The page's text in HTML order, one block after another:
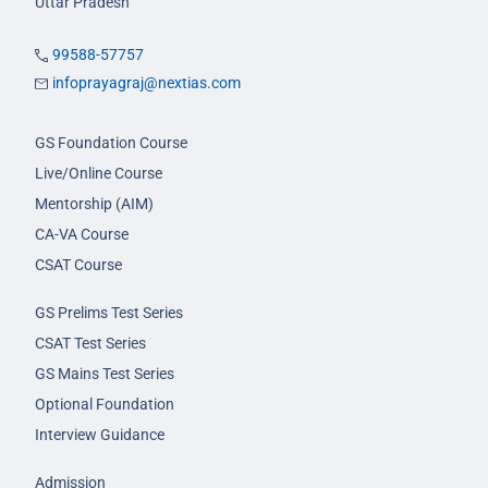
99588-57757
infoprayagraj@nextias.com
GS Foundation Course
Live/Online Course
Mentorship (AIM)
CA-VA Course
CSAT Course
GS Prelims Test Series
CSAT Test Series
GS Mains Test Series
Optional Foundation
Interview Guidance
Admission